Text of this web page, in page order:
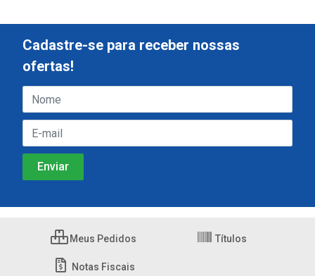
Cadastre-se para receber nossas
ofertas!
Meus Pedidos Títulos
Notas Fiscais